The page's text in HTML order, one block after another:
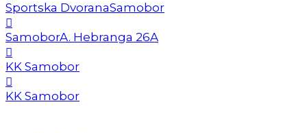
Sportska DvoranaSamobor
SamoborA. Hebranga 26A
KK Samobor
KK Samobor